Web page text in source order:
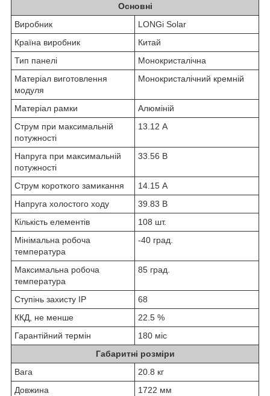
Основні
Виробник
LONGi Solar
Країна виробник
Китай
Тип панелі
Монокристалічна
Матеріал виготовлення
модуля
Монокристалічний кремній
Матеріал рамки
Алюміній
Струм при максимальній
потужності
13.12 А
Напруга при максимальній
потужності
33.56 В
Струм короткого замикання
14.15 А
Напруга холостого ходу
39.83 В
Кількість елементів
108 шт.
Мінімальна робоча
температура
-40 град.
Максимальна робоча
температура
85 град.
Ступінь захисту IP
68
ККД, не менше
22.5 %
Гарантійний термін
180 міс
Габаритні розміри
Вага
20.8 кг
Довжина
1722 мм